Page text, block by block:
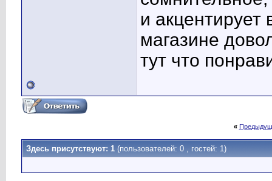
и
магазине
тут что
«
Здесь присутствуют: 1 (пользователей: 0 , гостей: 1)